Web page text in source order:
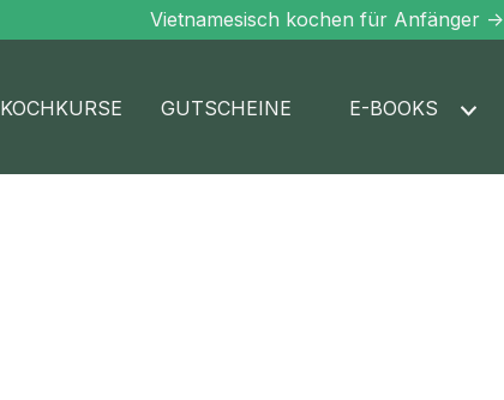
Vietnamesisch kochen für Anfänger ->
KOCHKURSE GUTSCHEINE E-BOOKS